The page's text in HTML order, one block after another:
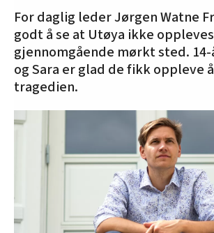
For daglig leder Jørgen Watne
godt å se at Utøya ikke
gjennomgående mørkt sted.
og Sara er glad de fikk oppleve
tragedien.